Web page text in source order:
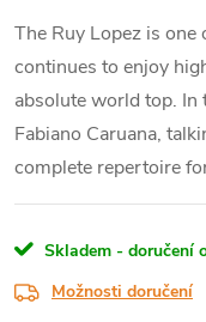
The Ruy Lopez is
continues to enjoy
absolute world top. In
Fabiano Caruana,
complete repertoire
Skladem - doručení
Možnosti doručení